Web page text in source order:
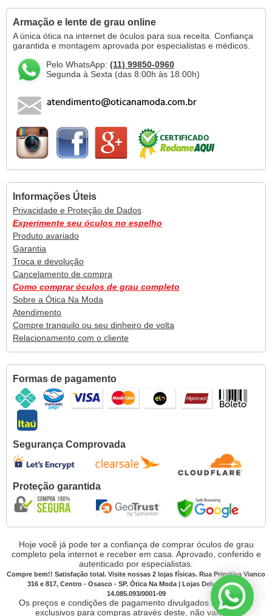
Armação e lente de grau online
A única ótica na internet de óculos para sua receita. Confiança
garantida e montagem aprovada por especialistas e médicos.
Pelo WhatsApp: (11) 99850-0960
Segunda à Sexta (das 8:00h às 18:00h)
Informações Úteis
Privacidade e Proteção de Dados
Experimente seu óculos no espelho
Produto avariado
Garantia
Troca e devolução
Cancelamento de compra
Como comprar óculos de grau completo
Sobre a Ótica Na Moda
Atendimento
Compre tranquilo ou seu dinheiro de volta
Relacionamento com o cliente
Formas de pagamento
Segurança Comprovada
Proteção garantida
Hoje você já pode ter a confiança de comprar óculos de grau
completo pela internet e receber em casa. Aprovado, conferido e
autenticado por especialistas.
Compre bem!! Satisfação total. Visite nossas 2 lojas físicas. Rua Primitiva Vianco
316 e 817, Centro - Osasco - SP. Ótica Na Moda | Lojas Deluxe CNPJ:
14.085.093/0001-09
Os preços e condições de pagamento divulgados no site são
exclusivos para compras através deste, não valendo